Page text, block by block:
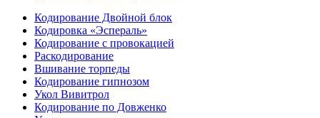
Кодирование Двойной блок
Кодировка «Эспераль»
Кодирование с провокацией
Раскодирование
Вшивание торпеды
Кодирование гипнозом
Укол Вивитрол
Кодирование по Довженко